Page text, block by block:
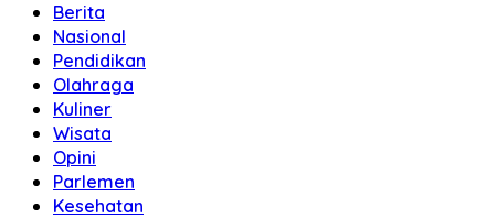
Berita
Nasional
Pendidikan
Olahraga
Kuliner
Wisata
Opini
Parlemen
Kesehatan